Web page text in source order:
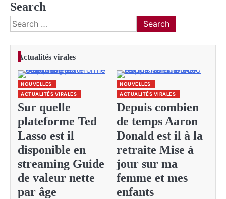
Search
Search
for:
Actualités virales
NOUVELLES
ACTUALITÉS VIRALES
Sur quelle
plateforme Ted
Lasso est il
disponible en
streaming Guide
de valeur nette
par âge
NOUVELLES
ACTUALITÉS VIRALES
Depuis combien
de temps Aaron
Donald est il à la
retraite Mise à
jour sur ma
femme et mes
enfants